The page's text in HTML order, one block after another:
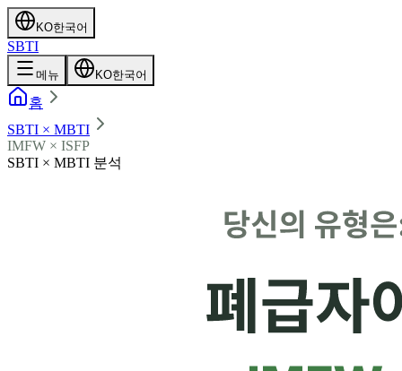
KO한국어
SBTI
메뉴 KO한국어
홈
SBTI × MBTI
IMFW × ISFP
SBTI × MBTI 분석